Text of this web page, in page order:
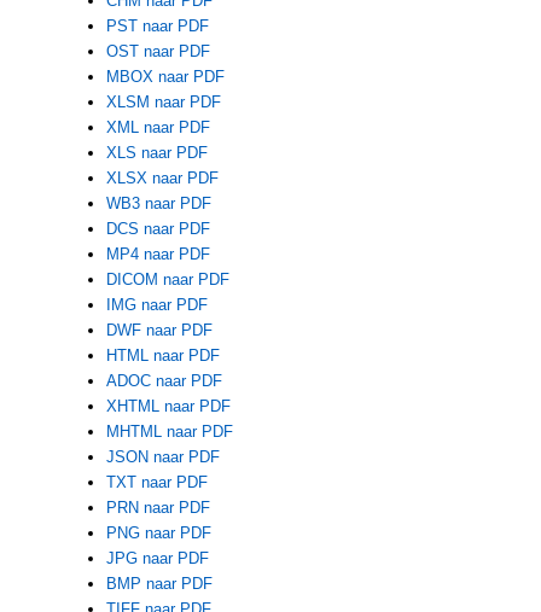
PST naar PDF
OST naar PDF
MBOX naar PDF
XLSM naar PDF
XML naar PDF
XLS naar PDF
XLSX naar PDF
WB3 naar PDF
DCS naar PDF
MP4 naar PDF
DICOM naar PDF
IMG naar PDF
DWF naar PDF
HTML naar PDF
ADOC naar PDF
XHTML naar PDF
MHTML naar PDF
JSON naar PDF
TXT naar PDF
PRN naar PDF
PNG naar PDF
JPG naar PDF
BMP naar PDF